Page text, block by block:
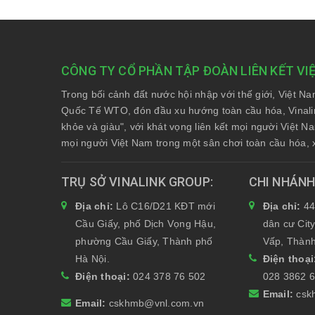
CÔNG TY CỔ PHẦN TẬP ĐOÀN LIÊN KẾT
Trong bối cảnh đất nước hội nhập với thế giới, Việt
Quốc Tế WTO, đón đầu xu hướng toàn cầu hóa,
khỏe và giàu", với khát vọng liên kết mọi người Việt
mọi người Việt Nam trong một sân chơi toàn cầu
TRỤ SỞ VINALINK GROUP
Địa chỉ: Lô C16/D21 KĐT mới
Cầu Giấy, phố Dịch Vọng Hậu,
phường Cầu Giấy, Thành phố
Hà Nội.
Điện thoại: 024 378 76 502
Email: cskhmb@vnl.com.vn
CHI
Địa chỉ:
dân cư
Vấp,
Điện
028 3862
Email: